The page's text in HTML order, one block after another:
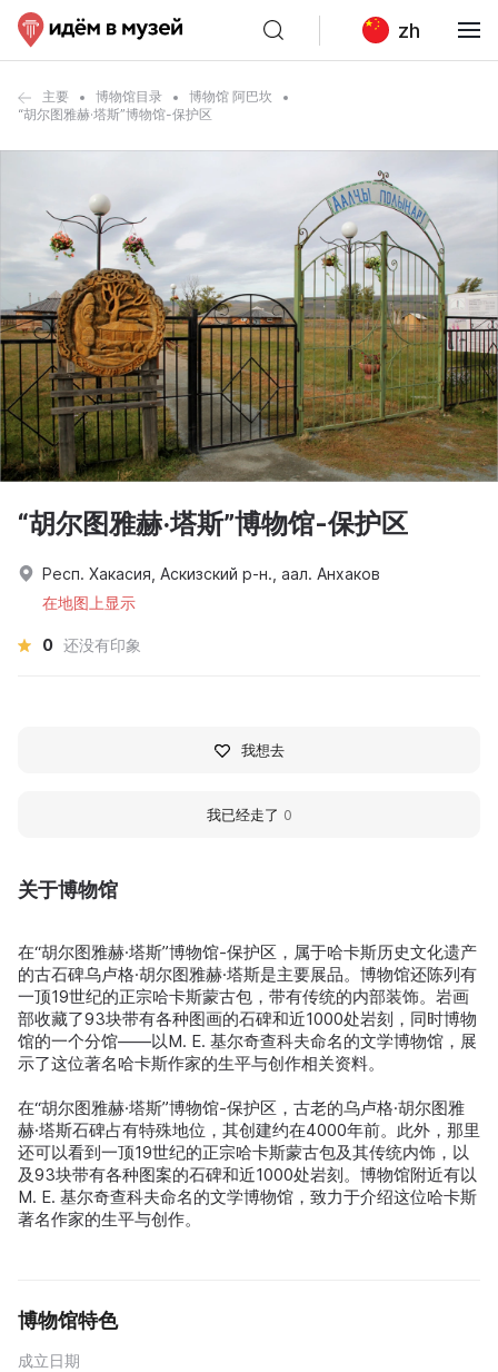
zh
主要 博物馆目录
博物馆 阿巴坎
“胡尔图雅赫·塔斯”博物馆-保护区
关于博物馆
在“胡尔图雅赫·塔斯”博物馆-保护区，属于哈卡斯历史文化遗产
的古石碑乌卢格·胡尔图雅赫·塔斯是主要展品。博物馆还陈列有
一顶19世纪的正宗哈卡斯蒙古包，带有传统的内部装饰。岩画
部收藏了93块带有各种图画的石碑和近1000处岩刻，同时博物
馆的一个分馆——以M. E. 基尔奇查科夫命名的文学博物馆，展
示了这位著名哈卡斯作家的生平与创作相关资料。
在“胡尔图雅赫·塔斯”博物馆-保护区，古老的乌卢格·胡尔图雅
赫·塔斯石碑占有特殊地位，其创建约在4000年前。此外，那里
还可以看到一顶19世纪的正宗哈卡斯蒙古包及其传统内饰，以
及93块带有各种图案的石碑和近1000处岩刻。博物馆附近有以
M. E. 基尔奇查科夫命名的文学博物馆，致力于介绍这位哈卡斯
著名作家的生平与创作。
博物馆特色
成立日期
“胡尔图雅赫·塔斯”博物馆-保护区
Респ. Хакасия, Аскизский р-н., аал. Анхаков
在地图上显示
0 还没有印象
我想去
我已经走了 0